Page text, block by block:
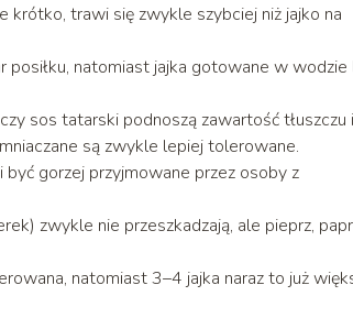
krótko, trawi się zwykle szybciej niż jajko na
posiłku, natomiast jajka gotowane w wodzie
sos tatarski podnoszą zawartość tłuszczu i
są zwykle lepiej tolerowane.
gorzej przyjmowane przez osoby z
zwykle nie przeszkadzają, ale pieprz,
natomiast 3–4 jajka naraz to już